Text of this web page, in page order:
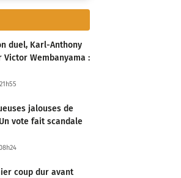
duel, Karl-Anthony
Victor Wembanyama :
jalouses de
vote fait scandale
coup dur avant